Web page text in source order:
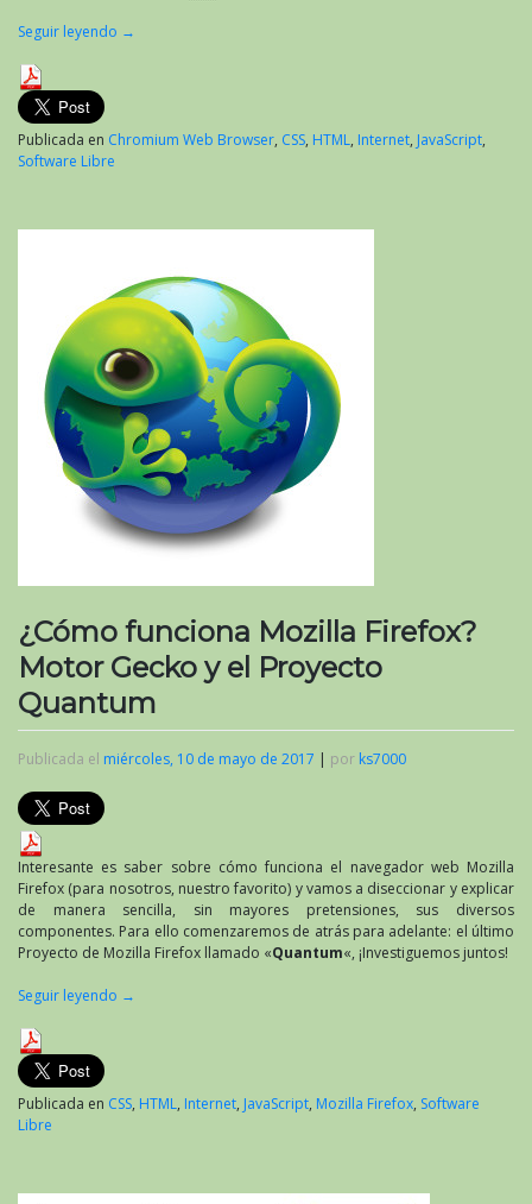
Seguir leyendo →
Publicada en Chromium Web Browser, CSS, HTML, Internet, JavaScript,
Software Libre
¿Cómo funciona Mozilla Firefox?
Motor Gecko y el Proyecto
Quantum
Publicada el miércoles, 10 de mayo de 2017 | por ks7000
Interesante es saber sobre cómo funciona el navegador web Mozilla
Firefox (para nosotros, nuestro favorito) y vamos a diseccionar y explicar
de manera sencilla, sin mayores pretensiones, sus diversos
componentes. Para ello comenzaremos de atrás para adelante: el último
Proyecto de Mozilla Firefox llamado «Quantum«, ¡Investiguemos juntos!
Seguir leyendo →
Publicada en CSS, HTML, Internet, JavaScript, Mozilla Firefox, Software
Libre